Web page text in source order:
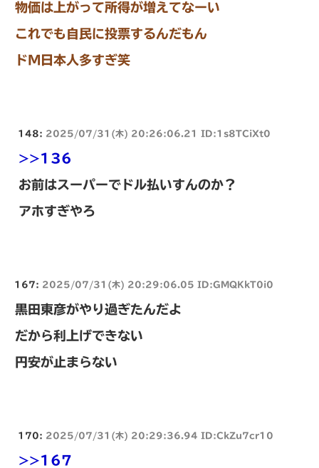
物価は上がって所得が増えてなーい
これでも自民に投票するんだもん
ドM日本人多すぎ笑
148: 2025/07/31(木) 20:26:06.21 ID:1s8TCiXt0
>>136
お前はスーパーでドル払いすんのか？
アホすぎやろ
167: 2025/07/31(木) 20:29:06.05 ID:GMQKkT0i0
黒田東彦がやり過ぎたんだよ
だから利上げできない
円安が止まらない
170: 2025/07/31(木) 20:29:36.94 ID:CkZu7cr10
>>167